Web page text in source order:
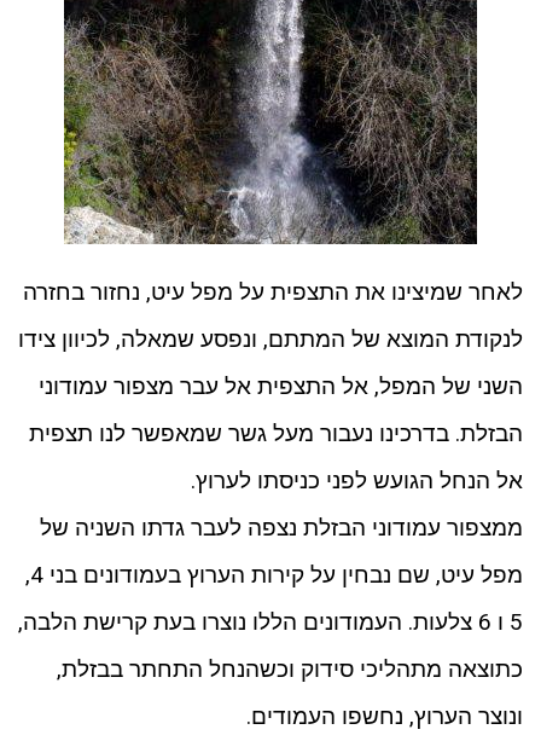
לאחר שמיצינו את התצפית על מפל עיט, נחזור בחזרה
לנקודת המוצא של המתתם, ונפסע שמאלה, לכיוון צידו
השני של המפל, אל התצפית אל עבר מצפור עמודוני
הבזלת. בדרכינו נעבור מעל גשר שמאפשר לנו תצפית
אל הנחל הגועש לפני כניסתו לערוץ.
ממצפור עמודוני הבזלת נצפה לעבר גדתו השניה של
מפל עיט, שם נבחין על קירות הערוץ בעמודונים בני 4,
5 ו 6 צלעות. העמודונים הללו נוצרו בעת קרישת הלבה,
כתוצאה מתהליכי סידוק וכשהנחל התחתר בבזלת,
ונוצר הערוץ, נחשפו העמודים.